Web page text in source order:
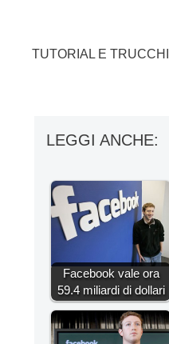
TUTORIAL E TRUCCHI
LEGGI ANCHE:
Facebook vale ora
59.4 miliardi di dollari